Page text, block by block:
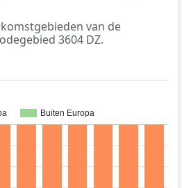
van de
3604 DZ.
Buiten Europa